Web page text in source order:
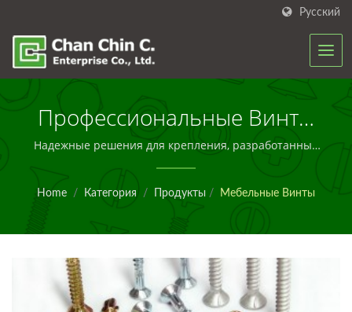
Русский
Профессиональные Винты
Для Мебели Для
Глобального Производства
Надежные решения для крепления, разработанные
для сборки мебели, производства OEM и
промышленных приложений с проверенным
качеством и опытом в производстве.
Home / Категория / Продукты / Мебельные Винты